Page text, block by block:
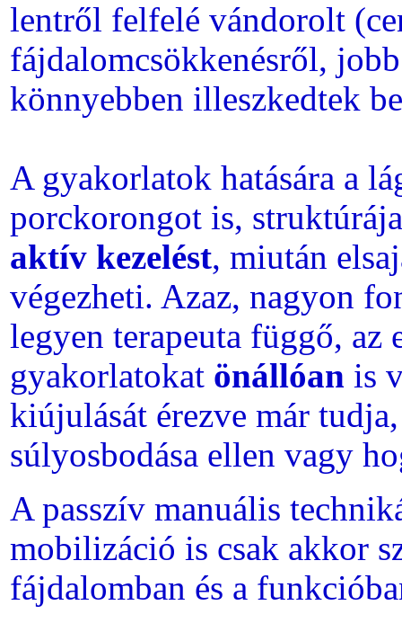
lentről felfelé vándorolt
fájdalomcsökkenésről,
könnyebben illeszkedtek
A gyakorlatok hatására a
porckorongot is,
aktív kezelést, miután
végezheti. Azaz, nagyon
legyen terapeuta függő, az
gyakorlatokat önállóan is
kiújulását érezve már
súlyosbodása ellen vagy
A passzív manuális
mobilizáció is csak akkor
fájdalomban és a